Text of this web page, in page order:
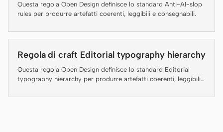
DeepSeek TUI
Antigravity
Questa regola Open Design definisce lo standard Anti-AI-slop
rules per produrre artefatti coerenti, leggibili e consegnabili.
Regola di craft Editorial typography hierarchy
Questa regola Open Design definisce lo standard Editorial
typography hierarchy per produrre artefatti coerenti, leggibili